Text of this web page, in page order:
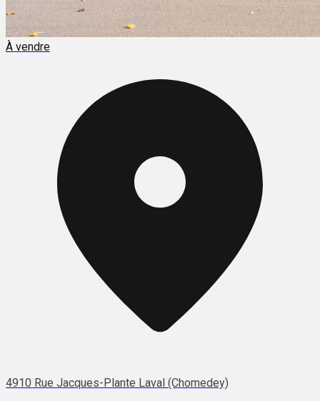
À vendre
4910 Rue Jacques-Plante Laval (Chomedey)